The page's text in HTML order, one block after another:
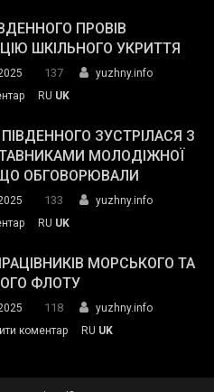
органів:
«Наш
спільний
окупанти.
Маємо
діяти
команда
ДСНС
власноруч
пожежу
у
ПРОВІВ
ШКІЛЬНОГО УКРИТТЯ
137
yuzhny.info
до
Південного
провів
інспекцію
укриття
RU UK
ЗУСТРІЛАСЯ З
МОЛОДІЖНОЇ
ОБГОВОРЮВАЛИ
133
yuzhny.info
до
Південного
зустрілася
представниками
молодіжної
RU UK
МОРСЬКОГО ТА
ФЛОТУ
118
yuzhny.info
коментарon
RU UK